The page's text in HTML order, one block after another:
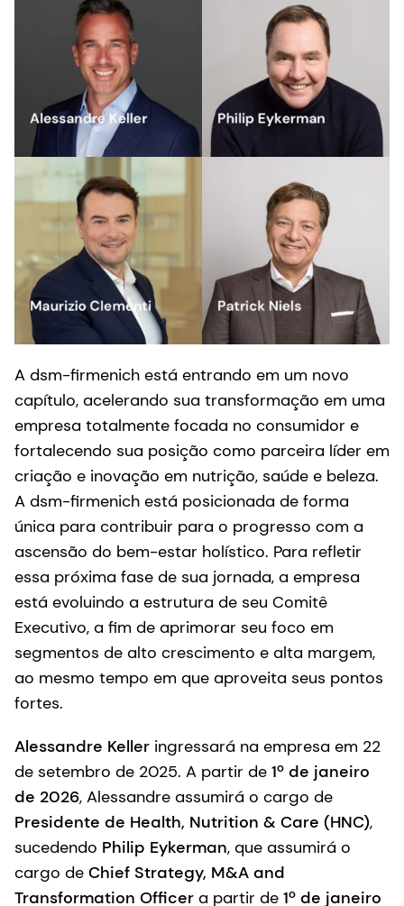
A dsm-firmenich está entrando em um novo
capítulo, acelerando sua transformação em uma
empresa totalmente focada no consumidor e
fortalecendo sua posição como parceira líder em
criação e inovação em nutrição, saúde e beleza.
A dsm-firmenich está posicionada de forma
única para contribuir para o progresso com a
ascensão do bem-estar holístico. Para refletir
essa próxima fase de sua jornada, a empresa
está evoluindo a estrutura de seu Comitê
Executivo, a fim de aprimorar seu foco em
segmentos de alto crescimento e alta margem,
ao mesmo tempo em que aproveita seus pontos
fortes.
Alessandre Keller ingressará na empresa em 22
de setembro de 2025. A partir de 1º de janeiro
de 2026, Alessandre assumirá o cargo de
Presidente de Health, Nutrition & Care (HNC),
sucedendo Philip Eykerman, que assumirá o
cargo de Chief Strategy, M&A and
Transformation Officer a partir de 1º de janeiro